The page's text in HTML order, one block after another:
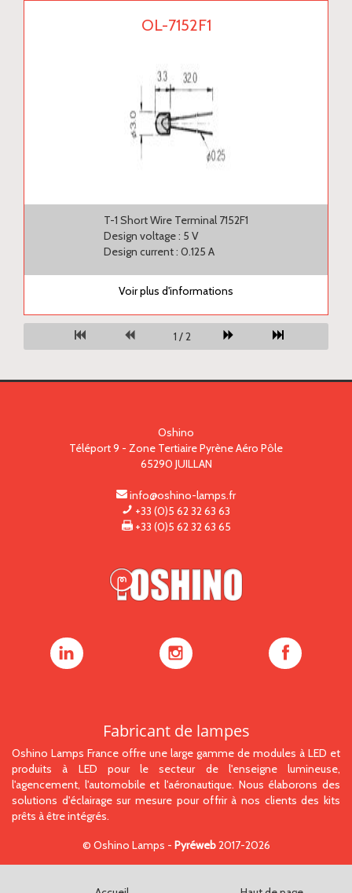
OL-7152F1
T-1 Short Wire Terminal 7152F1
Design voltage : 5 V
Design current : 0.125 A
Voir plus d'informations
1 / 2
Oshino
Téléport 9 - Zone Tertiaire Pyrène Aéro Pôle
65290 JUILLAN
info@oshino-lamps.fr
+33 (0)5 62 32 63 63
+33 (0)5 62 32 63 65
Oshino
Oshino
Oshino
Fabricant de lampes
Oshino Lamps France offre une large gamme de modules à LED et
produits à LED pour le secteur de l'enseigne lumineuse,
l'agencement, l'automobile et l'aéronautique. Nous élaborons des
solutions d'éclairage sur mesure pour offrir à nos clients des kits
prêts à être intégrés.
© Oshino Lamps - Pyréweb2017-2026